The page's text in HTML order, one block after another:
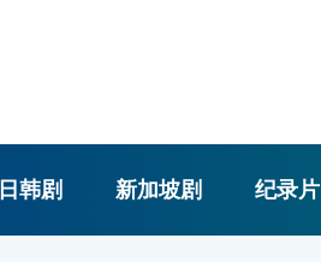
日韩剧 新加坡剧 纪录片